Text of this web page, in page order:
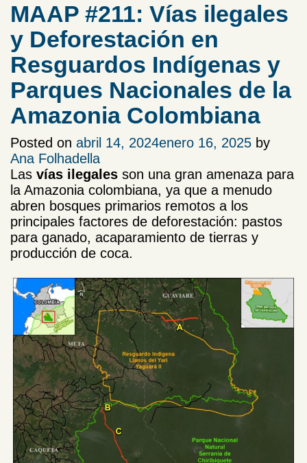
MAAP #211: Vías ilegales
y Deforestación en
Resguardos Indígenas y
Parques Nacionales de la
Amazonia Colombiana
Posted on abril 14, 2024enero 16, 2025 by
Ana Folhadella
Las vías ilegales son una gran amenaza para
la Amazonia colombiana, ya que a menudo
abren bosques primarios remotos a los
principales factores de deforestación: pastos
para ganado, acaparamiento de tierras y
producción de coca.